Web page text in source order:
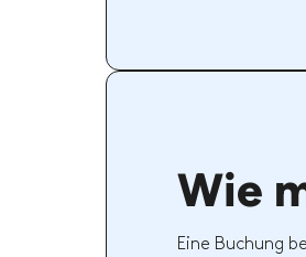
Wie
Eine Buchung